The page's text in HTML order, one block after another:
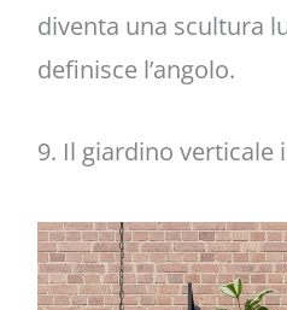
diventa una scultura
definisce l’angolo.
9. Il giardino verticale